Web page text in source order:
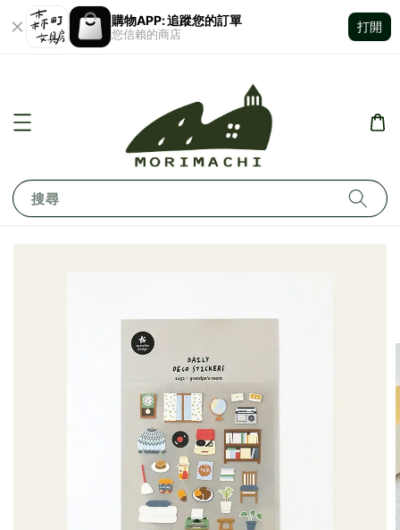
購物APP: 追蹤您的訂單
您信賴的商店
打開
搜尋